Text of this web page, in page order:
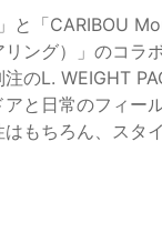
と「CARIBOU
ング）」のコラ
のL. WEIGHT
と日常のフィー
もちろん、スタ